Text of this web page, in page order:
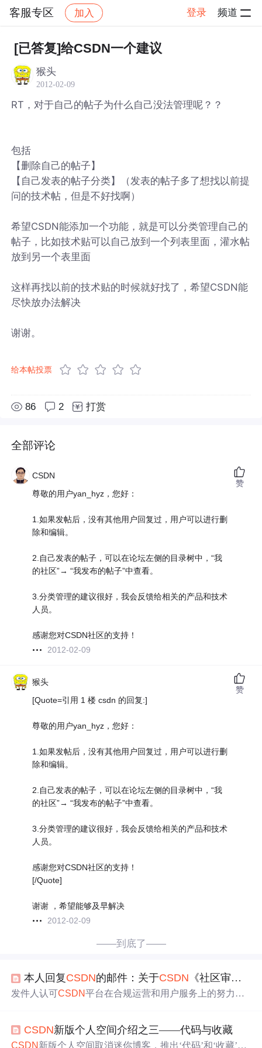
客服专区 加入 登录 频道
社区 客服专区 帖子详情
[已答复]给CSDN一个建议
猴头
2012-02-09
RT，对于自己的帖子为什么自己没法管理呢？？
包括
【删除自己的帖子】
【自己发表的帖子分类】（发表的帖子多了想找以前提
问的技术帖，但是不好找啊）
希望CSDN能添加一个功能，就是可以分类管理自己的
帖子，比如技术贴可以自己放到一个列表里面，灌水帖
放到另一个表里面
这样再找以前的技术贴的时候就好找了，希望CSDN能
尽快放办法解决
谢谢。
给本帖投票
86 2 打赏
全部评论
CSDN
尊敬的用户yan_hyz，您好：
1.如果发帖后，没有其他用户回复过，用户可以进行删
除和编辑。
2.自己发表的帖子，可以在论坛左侧的目录树中，“我
的社区”→ “我发布的帖子”中查看。
3.分类管理的建议很好，我会反馈给相关的产品和技术
人员。
感谢您对CSDN社区的支持！
2012-02-09
赞
猴头
[Quote=引用 1 楼 csdn 的回复:]
尊敬的用户yan_hyz，您好：
1.如果发帖后，没有其他用户回复过，用户可以进行删
除和编辑。
2.自己发表的帖子，可以在论坛左侧的目录树中，“我
的社区”→ “我发布的帖子”中查看。
3.分类管理的建议很好，我会反馈给相关的产品和技术
人员。
感谢您对CSDN社区的支持！
[/Quote]
谢谢 ，希望能够及早解决
2012-02-09
赞
——到底了——
本人回复CSDN的邮件：关于CSDN 《社区审核争议解决
发件人认可CSDN平台在合规运营和用户服务上的努力，
性、分级处罚制度细节、用户教育与审核培训公开性等方
面提出进一步沟通请求，并要求5个工作日内书面答复。
CSDN新版个人空间介绍之三——代码与收藏
CSDN 新版个人空间取消迷你博客，推出‘代码’和‘收藏’功